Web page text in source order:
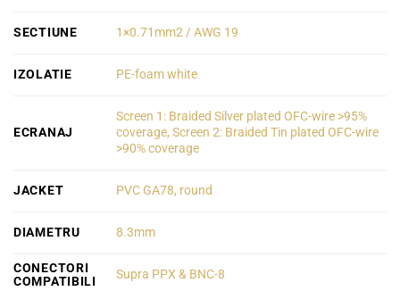
SECTIUNE 1×0.71mm2 / AWG 19
IZOLATIE PE-foam white
ECRANAJ
Screen 1: Braided Silver plated OFC-wire >95%
coverage, Screen 2: Braided Tin plated OFC-wire
>90% coverage
JACKET PVC GA78, round
DIAMETRU 8.3mm
CONECTORI
COMPATIBILI
Supra PPX & BNC-8